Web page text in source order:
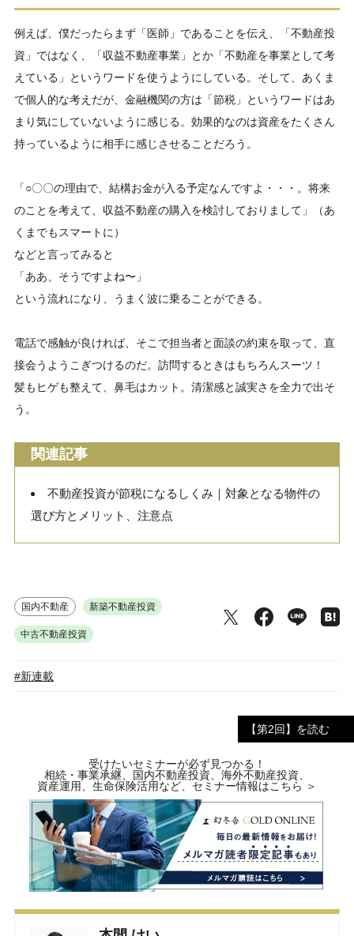
例えば、僕だったらまず「医師」であることを伝え、「不動産投
資」ではなく、「収益不動産事業」とか「不動産を事業として考
えている」というワードを使うようにしている。そして、あくま
で個人的な考えだが、金融機関の方は「節税」というワードはあ
まり気にしていないように感じる。効果的なのは資産をたくさん
持っているように相手に感じさせることだろう。
「○〇〇の理由で、結構お金が入る予定なんですよ・・・。将来
のことを考えて、収益不動産の購入を検討しておりまして」（あ
くまでもスマートに）
などと言ってみると
「ああ、そうですよね〜」
という流れになり、うまく波に乗ることができる。
電話で感触が良ければ、そこで担当者と面談の約束を取って、直
接会うようこぎつけるのだ。訪問するときはもちろんスーツ！
髪もヒゲも整えて、鼻毛はカット。清潔感と誠実さを全力で出そ
う。
関連記事
不動産投資が節税になるしくみ｜対象となる物件の
選び方とメリット、注意点
国内不動産 新築不動産投資
中古不動産投資
#新連載
【第2回】を読む
受けたいセミナーが必ず見つかる！
相続・事業承継、国内不動産投資、海外不動産投資、
資産運用、生命保険活用など、セミナー情報はこちら ＞